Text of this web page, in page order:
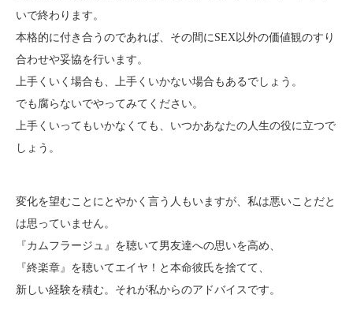
いで終わります。
本格的に付き合うのであれば、その間にSEX以外の価値観のすり
合わせや妥協を行います。
上手くいく場合も、上手くいかない場合もあるでしょう。
でも腐らないでやってみてください。
上手くいってもいかなくても、いつかあなたの人生の役に立つで
しょう。
変化を望むことにとやかく言う人もいますが、私は悪いことだと
は思っていません。
『カムフラージュ』を聴いて男友達への思いを高め、
『終楽章』を聴いてエイヤ！と本命彼氏を捨てて、
新しい経験を積む。それが私からのアドバイスです。